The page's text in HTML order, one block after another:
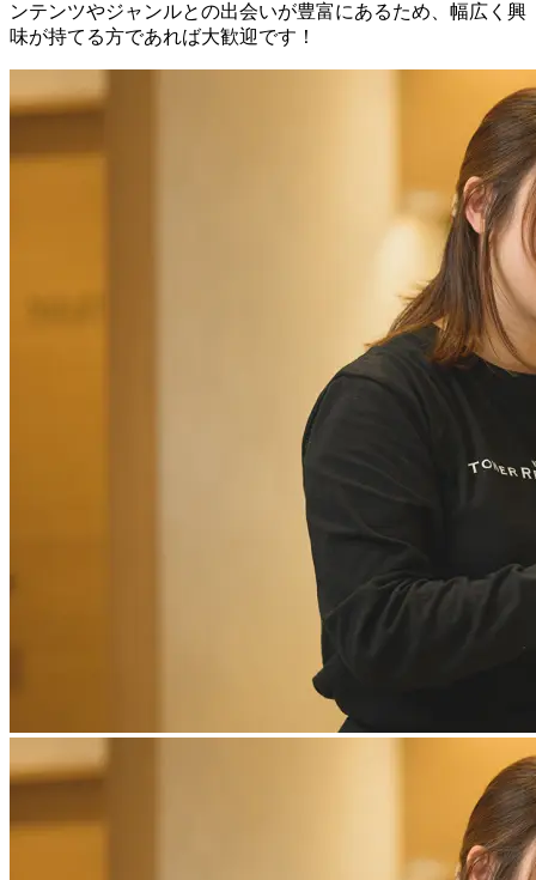
ンテンツやジャンルとの出会いが豊富にあるため、幅広く興
味が持てる方であれば大歓迎です！